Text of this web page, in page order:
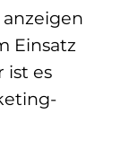
Einsatz
ist es